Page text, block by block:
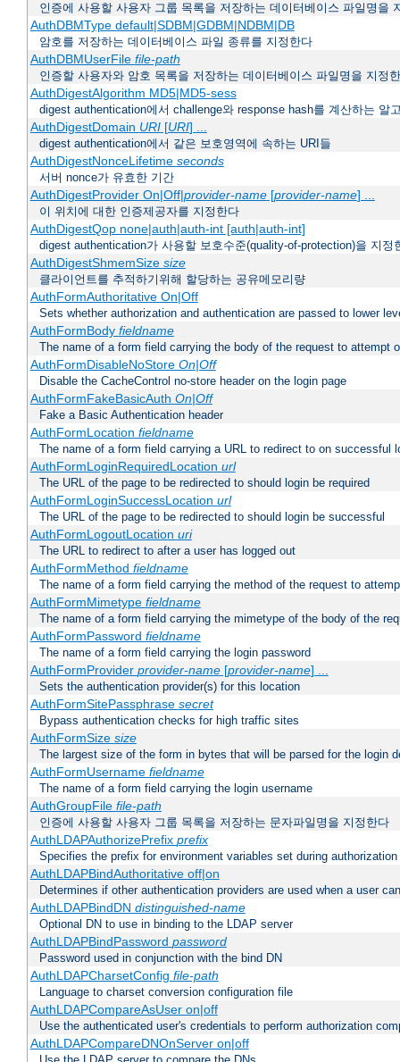
인증에 사용할 사용자 그룹 목록을 저장하는 데이터베이스 파일명을
AuthDBMType default|SDBM|GDBM|NDBM|DB
암호를 저장하는 데이터베이스 파일 종류를 지정한다
AuthDBMUserFile file-path
인증할 사용자와 암호 목록을 저장하는 데이터베이스 파일명을 지정
AuthDigestAlgorithm MD5|MD5-sess
digest authentication에서 challenge와 response hash를 계산하는 알
AuthDigestDomain URI[URI] ...
digest authentication에서 같은 보호영역에 속하는 URI들
AuthDigestNonceLifetime seconds
서버 nonce가 유효한 기간
AuthDigestProvider On|Off|provider-name[provider-name] ...
이 위치에 대한 인증제공자를 지정한다
AuthDigestQop none|auth|auth-int [auth|auth-int]
digest authentication가 사용할 보호수준(quality-of-protection)을 지정
AuthDigestShmemSize size
클라이언트를 추적하기위해 할당하는 공유메모리량
AuthFormAuthoritative On|Off
Sets whether authorization and authentication are passed to lower
AuthFormBody fieldname
The name of a form field carrying the body of the request to attempt
AuthFormDisableNoStore On|Off
Disable the CacheControl no-store header on the login page
AuthFormFakeBasicAuth On|Off
Fake a Basic Authentication header
AuthFormLocation fieldname
The name of a form field carrying a URL to redirect to on successful
AuthFormLoginRequiredLocation url
The URL of the page to be redirected to should login be required
AuthFormLoginSuccessLocation url
The URL of the page to be redirected to should login be successful
AuthFormLogoutLocation uri
The URL to redirect to after a user has logged out
AuthFormMethod fieldname
The name of a form field carrying the method of the request to
AuthFormMimetype fieldname
The name of a form field carrying the mimetype of the body of the
AuthFormPassword fieldname
The name of a form field carrying the login password
AuthFormProvider provider-name[provider-name] ...
Sets the authentication provider(s) for this location
AuthFormSitePassphrase secret
Bypass authentication checks for high traffic sites
AuthFormSize size
The largest size of the form in bytes that will be parsed for the login
AuthFormUsername fieldname
The name of a form field carrying the login username
AuthGroupFile file-path
인증에 사용할 사용자 그룹 목록을 저장하는 문자파일명을 지정한다
AuthLDAPAuthorizePrefix prefix
Specifies the prefix for environment variables set during authorization
AuthLDAPBindAuthoritative off|on
Determines if other authentication providers are used when a user
AuthLDAPBindDN distinguished-name
Optional DN to use in binding to the LDAP server
AuthLDAPBindPassword password
Password used in conjunction with the bind DN
AuthLDAPCharsetConfig file-path
Language to charset conversion configuration file
AuthLDAPCompareAsUser on|off
Use the authenticated user's credentials to perform authorization
AuthLDAPCompareDNOnServer on|off